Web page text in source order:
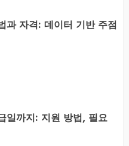
과 자격: 데이터 기반 주점
일까지: 지원 방법, 필요